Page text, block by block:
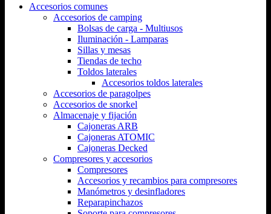
Accesorios comunes
Accesorios de camping
Bolsas de carga - Multiusos
Iluminación - Lamparas
Sillas y mesas
Tiendas de techo
Toldos laterales
Accesorios toldos laterales
Accesorios de paragolpes
Accesorios de snorkel
Almacenaje y fijación
Cajoneras ARB
Cajoneras ATOMIC
Cajoneras Decked
Compresores y accesorios
Compresores
Accesorios y recambios para compresores
Manómetros y desinfladores
Reparapinchazos